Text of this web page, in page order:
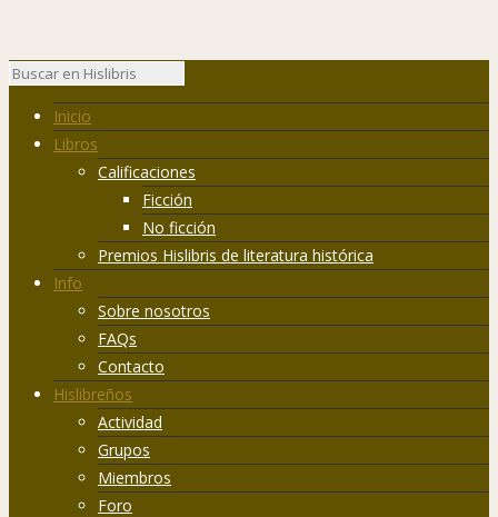
Inicio
Libros
Calificaciones
Ficción
No ficción
Premios Hislibris de literatura histórica
Info
Sobre nosotros
FAQs
Contacto
Hislibreños
Actividad
Grupos
Miembros
Foro